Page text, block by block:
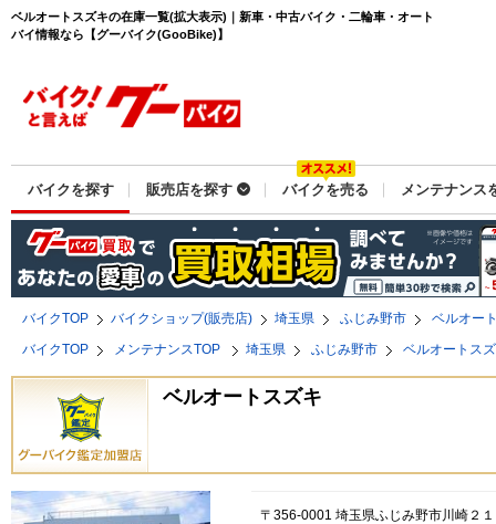
ベルオートスズキの在庫一覧(拡大表示)｜新車・中古バイク・二輪車・オート
バイ情報なら【グーバイク(GooBike)】
バイクを探す 販売店を探す バイクを売る メンテナンス
バイクTOP バイクショップ(販売店) 埼玉県 ふじみ野市
ベルオー
バイクTOP
メンテナンスTOP 埼玉県 ふじみ野市 ベルオートス
ベルオートスズキ
〒356-0001 埼玉県ふじみ野市川崎２